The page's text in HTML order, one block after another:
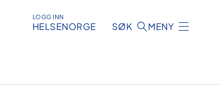
LOGG INN
HELSENORGE SØK MENY